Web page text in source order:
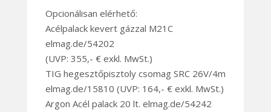
Opcionálisan elérhető:
Acélpalack kevert gázzal M21C
elmag.de/54202
(UVP: 355,- € exkl. MwSt.)
TIG hegesztőpisztoly csomag SRC 26V/4m
elmag.de/15810 (UVP: 164,- € exkl. MwSt.)
Argon Acél palack 20 lt. elmag.de/54242